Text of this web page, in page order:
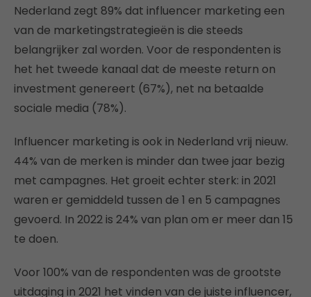
Nederland zegt 89% dat influencer marketing een
van de marketingstrategieën is die steeds
belangrijker zal worden. Voor de respondenten is
het het tweede kanaal dat de meeste return on
investment genereert (67%), net na betaalde
sociale media (78%).
Influencer marketing is ook in Nederland vrij nieuw.
44% van de merken is minder dan twee jaar bezig
met campagnes. Het groeit echter sterk: in 2021
waren er gemiddeld tussen de 1 en 5 campagnes
gevoerd. In 2022 is 24% van plan om er meer dan 15
te doen.
Voor 100% van de respondenten was de grootste
uitdaging in 2021 het vinden van de juiste influencer,